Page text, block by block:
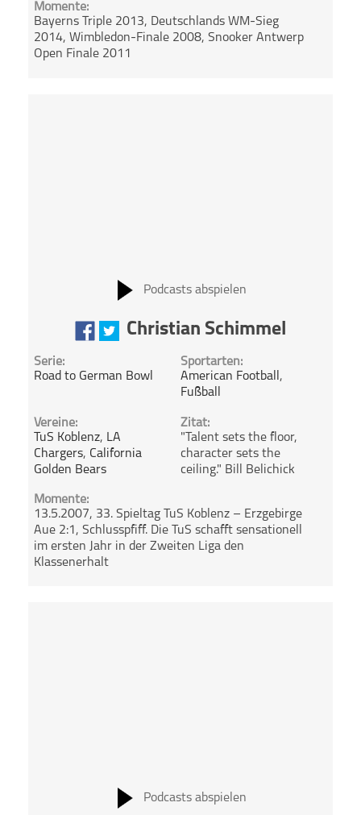
Momente:
Bayerns Triple 2013, Deutschlands WM-Sieg
2014, Wimbledon-Finale 2008, Snooker Antwerp
Open Finale 2011
Podcasts abspielen
Christian Schimmel
Serie:
Road to German Bowl
Sportarten:
American Football,
Fußball
Vereine:
TuS Koblenz, LA
Chargers, California
Golden Bears
Zitat:
"Talent sets the floor,
character sets the
ceiling." Bill Belichick
Momente:
13.5.2007, 33. Spieltag TuS Koblenz – Erzgebirge
Aue 2:1, Schlusspfiff. Die TuS schafft sensationell
im ersten Jahr in der Zweiten Liga den
Klassenerhalt
Podcasts abspielen